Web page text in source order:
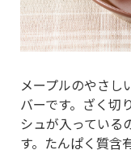
メープルのやさし
バーです。ざく切
シュが入っている
す。たんぱく質含